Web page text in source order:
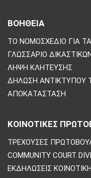
ΒΟΗΘΕΙΑ
ΤΟ ΝΟΜΟΣΧΈΔΙΟ ΓΙΑ
ΓΛΩΣΣΆΡΙΟ
ΛΉΨΗ ΚΛΉΤΕΥΣΗΣ
ΔΉΛΩΣΗ ΑΝΤΙΚΤΎΠΟΥ
ΑΠΟΚΑΤΆΣΤΑΣΗ
ΚΟΙΝΟΤΙΚΈΣ
ΤΡΈΧΟΥΣΕΣ
COMMUNITY COURT
ΕΚΔΗΛΏΣΕΙΣ